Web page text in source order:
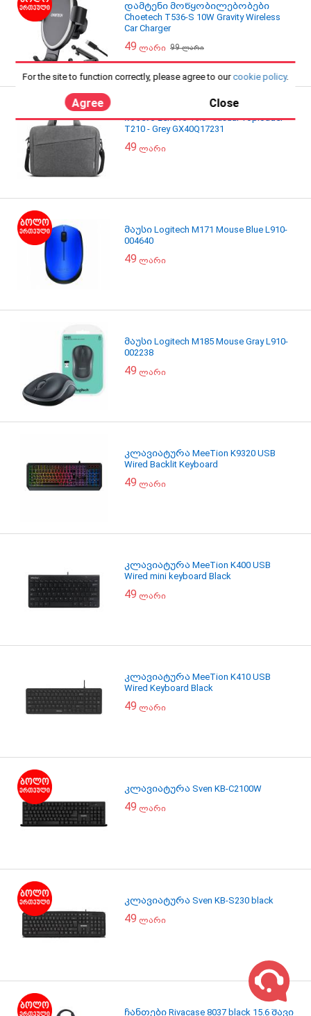
დამტენი მოწყობილებობები
Choetech T536-S 10W Gravity Wireless
Car Charger
49 ლარი 99ლარი
ჩანთა Lenovo 15.6" Casual Toploader
T210 - Grey GX40Q17231
49 ლარი
მაუსი Logitech M171 Mouse Blue L910-
004640
49 ლარი
მაუსი Logitech M185 Mouse Gray L910-
002238
49 ლარი
კლავიატურა MeeTion K9320 USB
Wired Backlit Keyboard
49 ლარი
კლავიატურა MeeTion K400 USB
Wired mini keyboard Black
49 ლარი
კლავიატურა MeeTion K410 USB
Wired Keyboard Black
49 ლარი
კლავიატურა Sven KB-C2100W
49 ლარი
კლავიატურა Sven KB-S230 black
49 ლარი
ჩანთები Rivacase 8037 black 15.6 შავი
For the site to function correctly, please agree to our cookie policy.
Agree Close